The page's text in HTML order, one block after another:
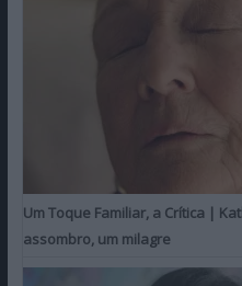
Um Toque Familiar, a Crítica |
assombro, um milagre